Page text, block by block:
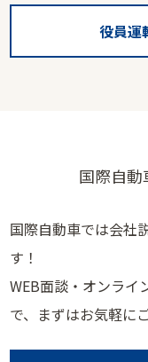
役員運
国際自
国際自動車では会社
す！
WEB面談・オンライ
で、まずはお気軽に